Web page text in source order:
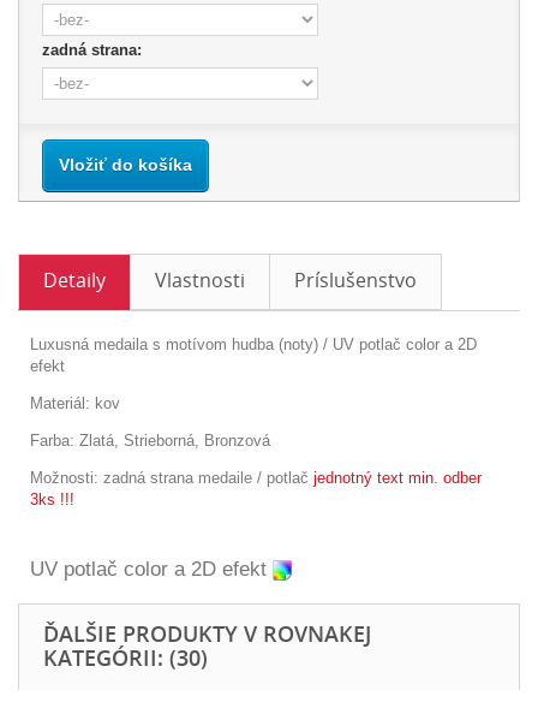
zadná strana:
Vložiť do košíka
Detaily Vlastnosti Príslušenstvo
Luxusná medaila s motívom hudba (noty) / UV potlač color a 2D
efekt
Materiál: kov
Farba: Zlatá, Strieborná, Bronzová
Možnosti: zadná strana medaile / potlač jednotný text min. odber
3ks !!!
UV potlač color a 2D efekt
ĎALŠIE PRODUKTY V ROVNAKEJ
KATEGÓRII: (30)